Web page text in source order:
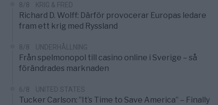
8/8 KRIG & FRED
Richard D. Wolff: Därför provocerar Europas ledare
fram ett krig med Ryssland
8/8 UNDERHÅLLNING
Från spelmonopol till casino online i Sverige – så
förändrades marknaden
6/8 UNITED STATES
Tucker Carlson: ”It’s Time to Save America” – Finally